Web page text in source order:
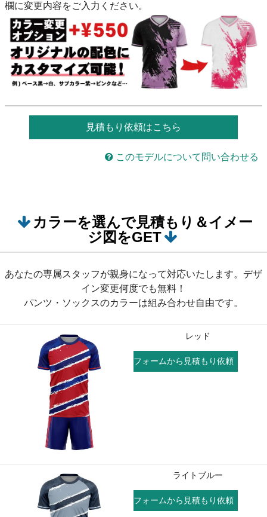
欄に変更内容をご入力ください。
見積もり依頼はこちら
このモデルについて問い合わせる
カラーを選んで見積もり＆イメー
ジ図をGET
あなたの専属スタッフが親身になって対応いたします。デザ
イン変更何度でも無料！
パンツ・ソックスのカラーは組み合わせ自由です。
レッド
フォームから見積もり依頼
ライトブルー
フォームから見積もり依頼